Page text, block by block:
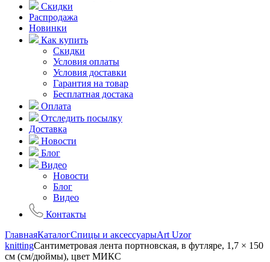
Скидки
Распродажа
Новинки
Как купить
Скидки
Условия оплаты
Условия доставки
Гарантия на товар
Бесплатная достака
Оплата
Отследить посылку
Доставка
Новости
Блог
Видео
Новости
Блог
Видео
Контакты
ГлавнаяКаталогСпицы и аксессуарыArt Uzor
knittingСантиметровая лента портновская, в футляре, 1,7 × 150
см (см/дюймы), цвет МИКС